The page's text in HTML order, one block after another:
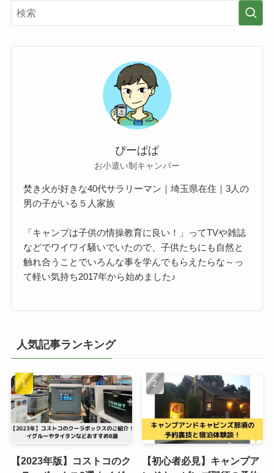
ぴーぱぱ
お小遣い制キャンパー
焚き火が好きな40代サラリーマン｜埼玉県在住｜3人の
男の子がいる５人家族
「キャンプは子供の情操教育に良い！」ってTVや雑誌
などでワイワイ騒いでいたので、子供たちにも自然と
触れ合うことでいろんな事を学んでもらえたらな～っ
て軽い気持ち2017年から始めました♪
人気記事ランキング
【2023年版】コストコのク
【初心者必見】キャンプア